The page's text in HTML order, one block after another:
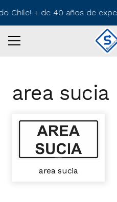
Chile! + de 40 años de
area sucia
area sucia